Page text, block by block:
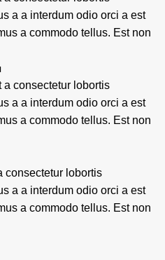
a a interdum odio orci a est
a commodo tellus. Est non
consectetur lobortis
a a interdum odio orci a est
a commodo tellus. Est non
consectetur lobortis
a a interdum odio orci a est
a commodo tellus. Est non